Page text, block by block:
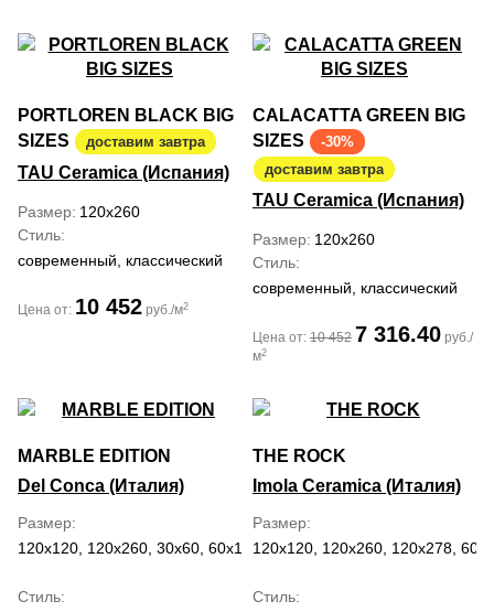
PORTLOREN BLACK BIG
SIZES
доставим завтра
TAU Ceramica (Испания)
Размер 120x260
Стиль
современный, классический
Цена от: 10 452 руб./м2
CALACATTA GREEN BIG
SIZES
-30%
доставим завтра
TAU Ceramica (Испания)
Размер 120x260
Стиль
современный, классический
Цена от: 10 452 7 316.40 руб./
м2
MARBLE EDITION
Del Conca (Италия)
Размер
120x120, 120x260, 30x60, 60x120, 60x60
Стиль
THE ROCK
Imola Ceramica (Италия)
Размер
120x120, 120x260, 120x278,
Стиль